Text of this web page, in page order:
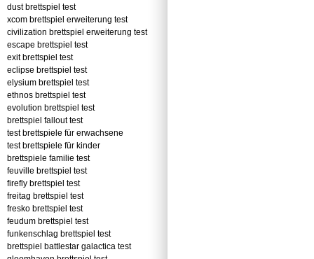
dust brettspiel test
xcom brettspiel erweiterung test
civilization brettspiel erweiterung test
escape brettspiel test
exit brettspiel test
eclipse brettspiel test
elysium brettspiel test
ethnos brettspiel test
evolution brettspiel test
brettspiel fallout test
test brettspiele für erwachsene
test brettspiele für kinder
brettspiele familie test
feuville brettspiel test
firefly brettspiel test
freitag brettspiel test
fresko brettspiel test
feudum brettspiel test
funkenschlag brettspiel test
brettspiel battlestar galactica test